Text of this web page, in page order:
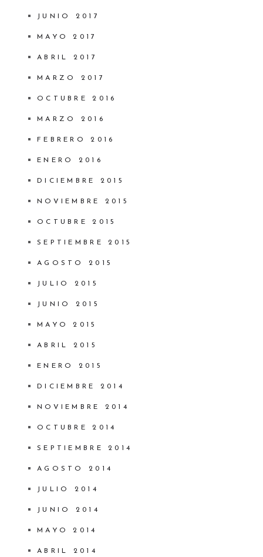
JUNIO 2017
MAYO 2017
ABRIL 2017
MARZO 2017
OCTUBRE 2016
MARZO 2016
FEBRERO 2016
ENERO 2016
DICIEMBRE 2015
NOVIEMBRE 2015
OCTUBRE 2015
SEPTIEMBRE 2015
AGOSTO 2015
JULIO 2015
JUNIO 2015
MAYO 2015
ABRIL 2015
ENERO 2015
DICIEMBRE 2014
NOVIEMBRE 2014
OCTUBRE 2014
SEPTIEMBRE 2014
AGOSTO 2014
JULIO 2014
JUNIO 2014
MAYO 2014
ABRIL 2014